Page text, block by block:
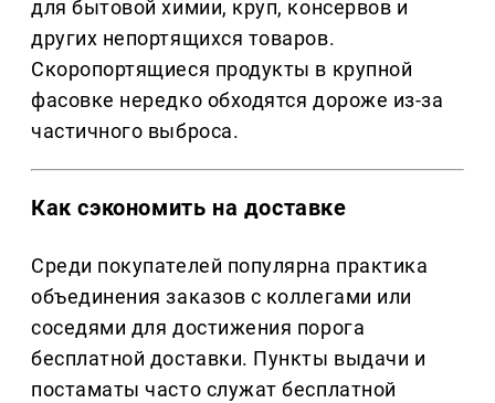
для бытовой химии, круп, консервов и
других непортящихся товаров.
Скоропортящиеся продукты в крупной
фасовке нередко обходятся дороже из-за
частичного выброса.
Как сэкономить на доставке
Среди покупателей популярна практика
объединения заказов с коллегами или
соседями для достижения порога
бесплатной доставки. Пункты выдачи и
постаматы часто служат бесплатной